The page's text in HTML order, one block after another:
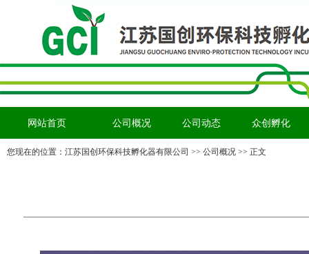
网站首页 公司概况 公司动态 众创孵化
您现在的位置： 江苏国创环保科技孵化器有限公司 >> 公司概况 >> 正文